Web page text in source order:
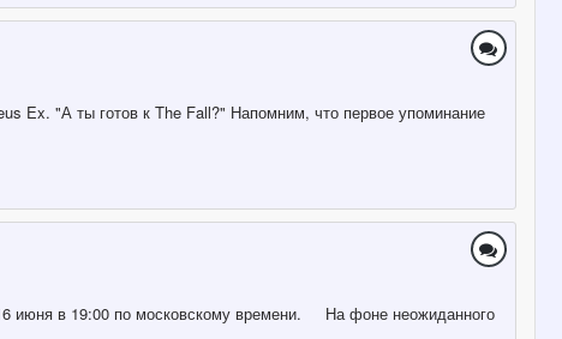
Ex. "А ты готов к The Fall?" Напомним, что первое упоминание
июня в 19:00 по московскому времени. На фоне неожиданного